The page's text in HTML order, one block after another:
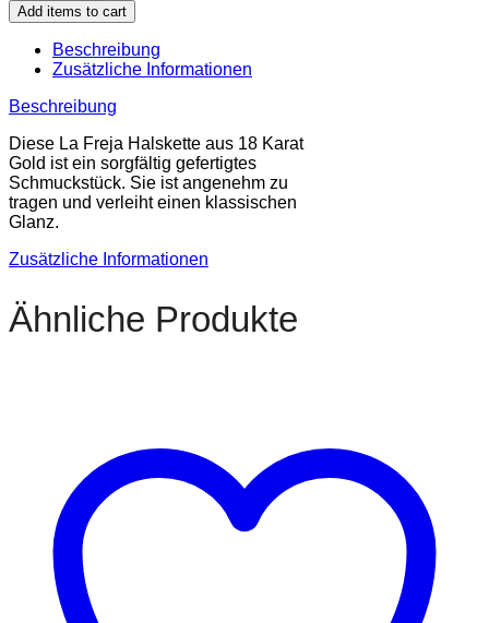
Add items to cart
Beschreibung
Zusätzliche Informationen
Beschreibung
Diese La Freja Halskette aus 18 Karat
Gold ist ein sorgfältig gefertigtes
Schmuckstück. Sie ist angenehm zu
tragen und verleiht einen klassischen
Glanz.
Zusätzliche Informationen
Ähnliche Produkte